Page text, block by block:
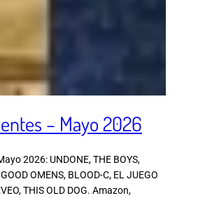
– Mayo 2026
2026: UNDONE, THE BOYS,
OMENS, BLOOD-C, EL JUEGO
THIS OLD DOG. Amazon,